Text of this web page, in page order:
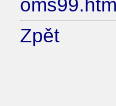
oms99.htm
Zpět